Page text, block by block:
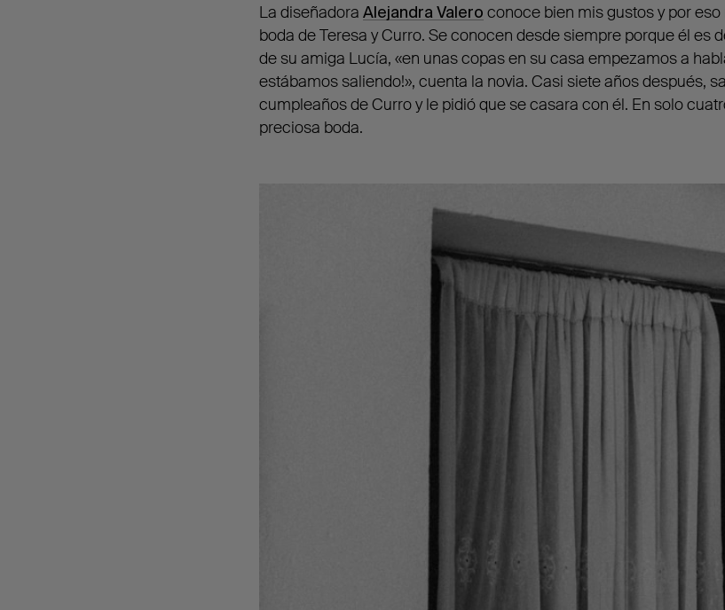
La diseñadora Alejandra Valero conoce bien mis gustos y por
boda de Teresa y Curro. Se conocen desde siempre porque él es
de su amiga Lucía, «en unas copas en su casa empezamos a
estábamos saliendo!», cuenta la novia. Casi siete años después,
cumpleaños de Curro y le pidió que se casara con él. En solo
preciosa boda.